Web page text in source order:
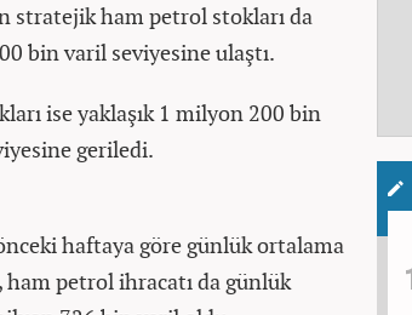
stratejik ham petrol stokları da
bin varil seviyesine ulaştı.
ise yaklaşık 1 milyon 200 bin
geriledi.
haftaya göre günlük ortalama
petrol ihracatı da günlük